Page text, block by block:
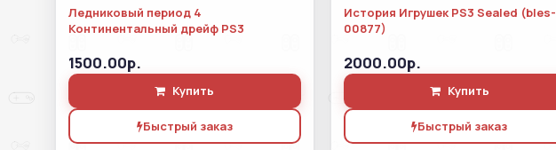
Ледниковый период 4
Континентальный дрейф PS3
1500.00р.
Купить
Быстрый заказ
История Игрушек PS3 Sealed (bles-
00877)
2000.00р.
Купить
Быстрый заказ